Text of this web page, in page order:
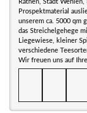
Rathen, Stadt
Prospektmaterial
unserem ca. 5000 qm
das Streichelgehege
Liegewiese, kleiner
verschiedene
Wir freuen uns auf